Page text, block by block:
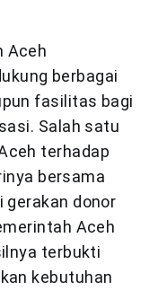
Aceh
berbagai
fasilitas bagi
Salah satu
terhadap
bersama
gerakan donor
Aceh
terbukti
kebutuhan